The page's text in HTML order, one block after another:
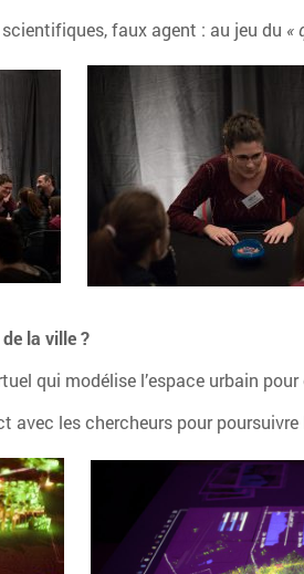
scientifiques, faux agent : au jeu du «
la ville ?
qui modélise l’espace urbain
les chercheurs pour